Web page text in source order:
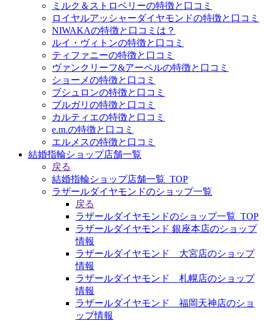
ミルク＆ストロベリーの特徴と口コミ
ロイヤルアッシャーダイヤモンドの特徴と口コミ
NIWAKAの特徴と口コミは？
ルイ・ヴィトンの特徴と口コミ
ティファニーの特徴と口コミ
ヴァンクリーフ&アーペルの特徴と口コミ
ショーメの特徴と口コミ
ブシュロンの特徴と口コミ
ブルガリの特徴と口コミ
カルティエの特徴と口コミ
e.m.の特徴と口コミ
エルメスの特徴と口コミ
結婚指輪ショップ店舗一覧
戻る
結婚指輪ショップ店舗一覧_TOP
ラザールダイヤモンドのショップ一覧
戻る
ラザールダイヤモンドのショップ一覧_TOP
ラザールダイヤモンド 銀座本店のショップ
情報
ラザールダイヤモンド 大宮店のショップ
情報
ラザールダイヤモンド 札幌店のショップ
情報
ラザールダイヤモンド 福岡天神店のショ
ップ情報